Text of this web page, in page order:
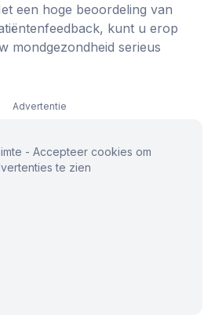
een hoge beoordeling van
kunt u erop
mondgezondheid serieus
Advertentie
- Accepteer cookies om
te zien